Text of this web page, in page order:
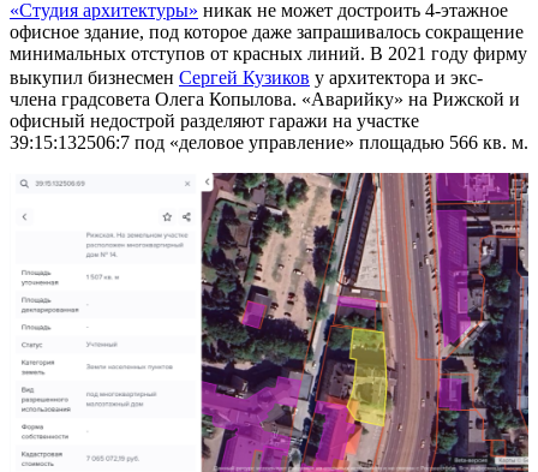
«Студия архитектуры» никак не может достроить 4-этажное
офисное здание, под которое даже запрашивалось сокращение
минимальных отступов от красных линий. В 2021 году фирму
выкупил бизнесмен Сергей Кузиков у архитектора и экс-
члена градсовета Олега Копылова. «Аварийку» на Рижской и
офисный недострой разделяют гаражи на участке
39:15:132506:7 под «деловое управление» площадью 566 кв. м.